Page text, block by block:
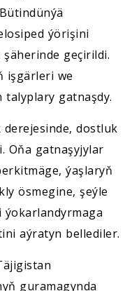
ýörişini
geçirildi.
işgärleri we
talyplary gatnaşdy.
dostluk
Oňa gatnaşyjylar
ýaşlaryň
ösmegine, şeýle
aýratyn bellediler.
guramagynda